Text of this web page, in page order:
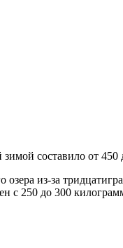
составило от 450
из-за
с 250 до 300